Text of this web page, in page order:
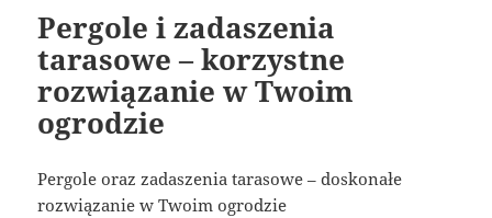
Pergole i zadaszenia
tarasowe – korzystne
rozwiązanie w Twoim
ogrodzie
Pergole oraz zadaszenia tarasowe – doskonałe
rozwiązanie w Twoim ogrodzie